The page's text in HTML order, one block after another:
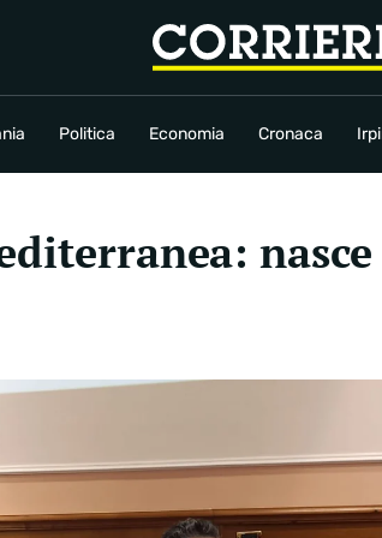
Politica Economia Cronaca
Cronaca Irpinia